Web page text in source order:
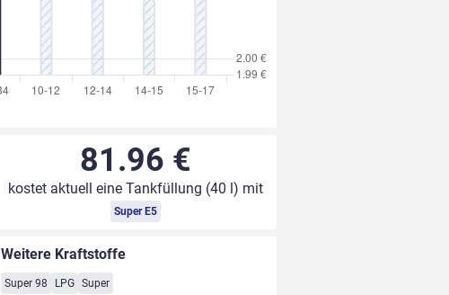
81.96 €
kostet aktuell eine Tankfüllung (40 l) mit
Super E5
Weitere Kraftstoffe
Super 98 LPG Super